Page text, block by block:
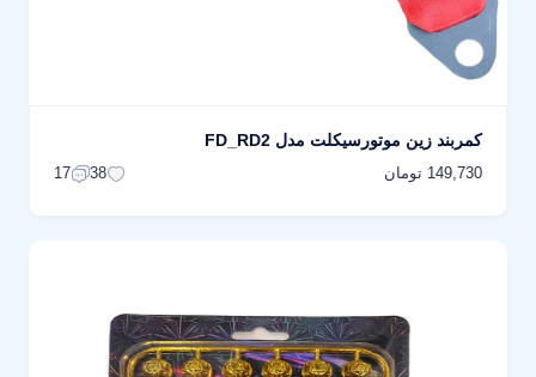
کمربند زین موتورسیکلت مدل FD_RD2
149,730 تومان 38
17